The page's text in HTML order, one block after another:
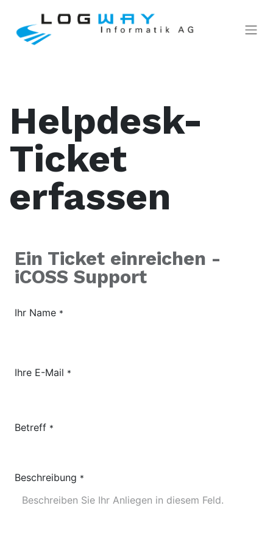
Helpdesk-
Ticket
erfassen
Ein Ticket einreichen -
iCOSS Support
Ihr Name *
Ihre E-Mail *
Betreff *
Beschreibung *